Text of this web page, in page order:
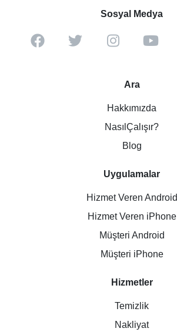
Sosyal Medya
Ara
Hakkımızda
NasılÇalışır?
Blog
Uygulamalar
Hizmet Veren Android
Hizmet Veren iPhone
Müşteri Android
Müşteri iPhone
Hizmetler
Temizlik
Nakliyat